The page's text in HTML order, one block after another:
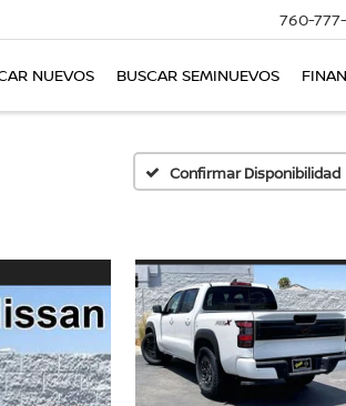
760-
NUEVOS BUSCAR SEMINUEVOS
Confirmar Disponibilidad